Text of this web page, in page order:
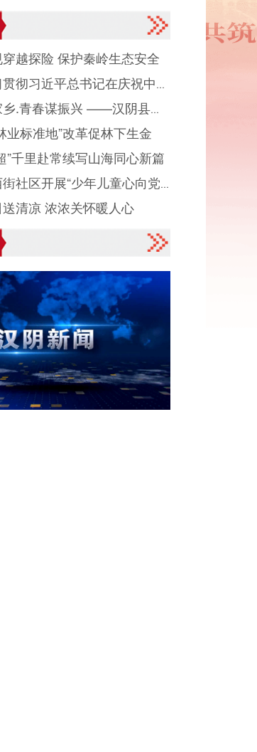
越探险 保护秦岭生态安全
彻习近平总书记在庆祝中国
周年大会上重要讲话系列述
.青春谋振兴 ——汉阴县城
学生看家乡、献良策、助发
标准地”改革促林下生金
千里赴常续写山海同心新篇
社区开展“少年儿童心向党
”主题活动
清凉 浓浓关怀暖人心